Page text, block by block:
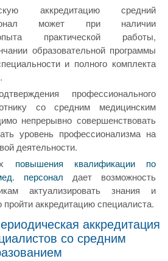
аккредитацию средний
может при наличии
практической работы,
образовательной программы
и полного комплекта
профессионального
со средним медицинским
непрерывно совершенствовать
уровень профессионализма на
деятельности.
повышения квалификации по
персонал дает возможность
актуализировать знания и
аккредитацию специалиста.
аккредитация
со средним